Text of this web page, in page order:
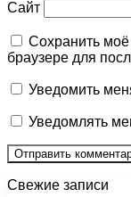
Сайт
Сохранить
браузере для
Уведомить
Уведомлять
Свежие записи